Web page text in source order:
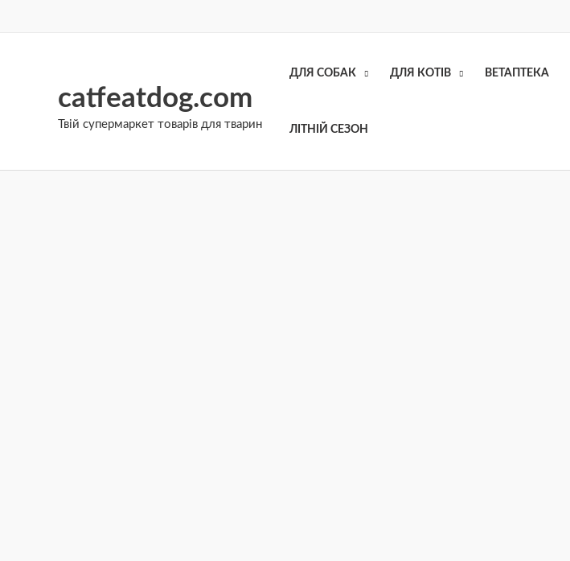
catfeatdog.com
Твій супермаркет товарів для тварин
ДЛЯ СОБАК ДЛЯ КОТІВ ВЕТАПТЕКА
ЛІТНІЙ СЕЗОН